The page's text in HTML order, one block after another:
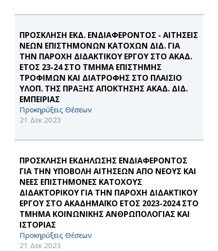
ΠΡΟΣΚΛΗΣΗ ΕΚΔ. ΕΝΔΙΑΦΕΡΟΝΤΟΣ - ΑΙΤΗΣΕΙΣ
ΝΕΩΝ ΕΠΙΣΤΗΜΟΝΩΝ ΚΑΤΟΧΩΝ ΔΙΔ. ΓΙΑ
ΤΗΝ ΠΑΡΟΧΗ ΔΙΔΑΚΤΙΚΟΥ ΕΡΓΟΥ ΣΤΟ ΑΚΑΔ.
ΕΤΟΣ 23-24 ΣΤΟ ΤΜΗΜΑ ΕΠΙΣΤΗΜΗΣ
ΤΡΟΦΙΜΩΝ ΚΑΙ ΔΙΑΤΡΟΦΗΣ ΣΤΟ ΠΛΑΙΣΙΟ
ΥΛΟΠ. ΤΗΣ ΠΡΑΞΗΣ ΑΠΟΚΤΗΣΗΣ ΑΚΑΔ. ΔΙΔ.
ΕΜΠΕΙΡΙΑΣ
Προκηρύξεις Θέσεων
21 Δεκ 2023
ΠΡΟΣΚΛΗΣΗ ΕΚΔΗΛΩΣΗΣ ΕΝΔΙΑΦΕΡΟΝΤΟΣ
ΓΙΑ THN ΥΠΟΒΟΛΗ ΑΙΤΗΣΕΩΝ ΑΠΟ ΝΕΟΥΣ ΚΑΙ
ΝΕΕΣ ΕΠΙΣΤΗΜΟΝΕΣ ΚΑΤΟΧΟΥΣ
ΔΙΔΑΚΤΟΡΙΚΟΥ ΓΙΑ ΤΗΝ ΠΑΡΟΧΗ ΔΙΔΑΚΤΙΚΟΥ
ΕΡΓΟΥ ΣΤΟ ΑΚΑΔΗΜΑΪΚΟ ΕΤΟΣ 2023-2024 ΣΤΟ
ΤΜΗΜΑ ΚΟΙΝΩΝΙΚΗΣ ΑΝΘΡΩΠΟΛΟΓΙΑΣ ΚΑΙ
ΙΣΤΟΡΙΑΣ
Προκηρύξεις Θέσεων
21 Δεκ 2023